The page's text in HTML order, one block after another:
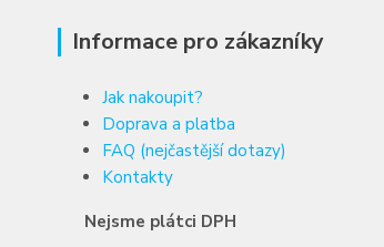
Informace pro zákazníky
Jak nakoupit?
Doprava a platba
FAQ (nejčastější dotazy)
Kontakty
Nejsme plátci DPH